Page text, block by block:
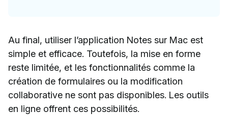
Au final, utiliser l’application Notes sur Mac est
simple et efficace. Toutefois, la mise en forme
reste limitée, et les fonctionnalités comme la
création de formulaires ou la modification
collaborative ne sont pas disponibles. Les outils
en ligne offrent ces possibilités.